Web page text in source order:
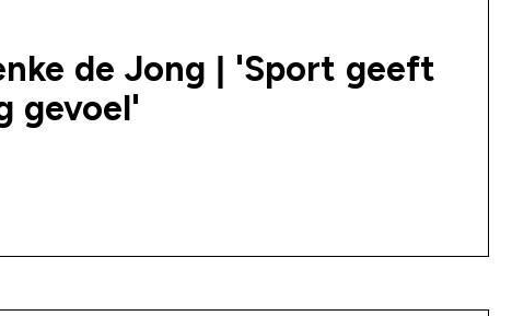
de Jong | 'Sport geeft
gevoel'